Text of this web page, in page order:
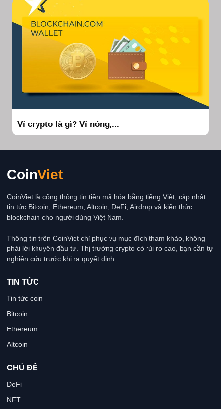
Ví crypto là gì? Ví nóng,...
CoinViet
CoinViet là cổng thông tin tiền mã hóa bằng tiếng Việt, cập nhật
tin tức Bitcoin, Ethereum, Altcoin, DeFi, Airdrop và kiến thức
blockchain cho người dùng Việt Nam.
Thông tin trên CoinViet chỉ phục vụ mục đích tham khảo, không
phải lời khuyên đầu tư. Thị trường crypto có rủi ro cao, bạn cần tự
nghiên cứu trước khi ra quyết định.
TIN TỨC
Tin tức coin
Bitcoin
Ethereum
Altcoin
CHỦ ĐỀ
DeFi
NFT